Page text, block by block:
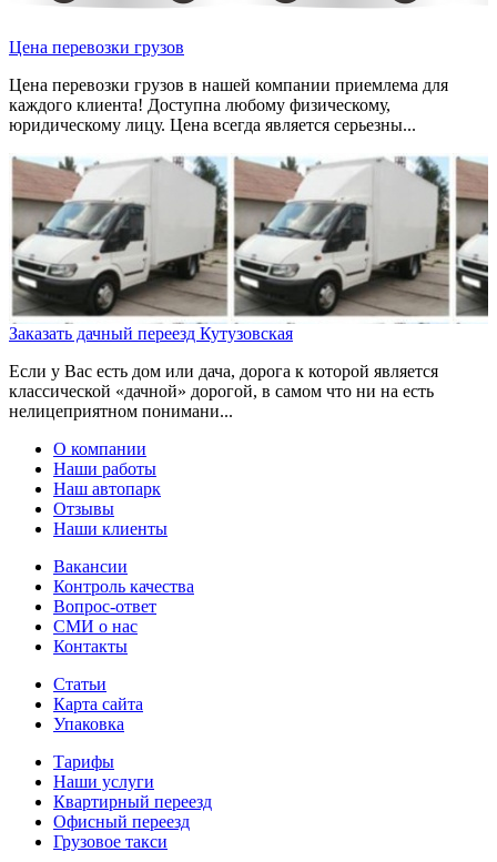
Цена перевозки грузов
Цена перевозки грузов в нашей компании приемлема для
каждого клиента! Доступна любому физическому,
юридическому лицу. Цена всегда является серьезны...
Заказать дачный переезд Кутузовская
Если у Вас есть дом или дача, дорога к которой является
классической «дачной» дорогой, в самом что ни на есть
нелицеприятном понимани...
О компании
Наши работы
Наш автопарк
Отзывы
Наши клиенты
Вакансии
Контроль качества
Вопрос-ответ
СМИ о нас
Контакты
Статьи
Карта сайта
Упаковка
Тарифы
Наши услуги
Квартирный переезд
Офисный переезд
Грузовое такси